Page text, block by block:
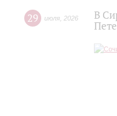
29 июля 2026
В